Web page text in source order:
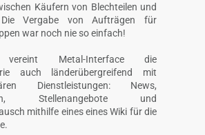
Käufern von Blechteilen und
Die Vergabe von Aufträgen für
war noch nie so einfach!
vereint Metal-Interface die
auch länderübergreifend mit
Dienstleistungen: News,
Stellenangebote und
mithilfe eines eines Wiki für die